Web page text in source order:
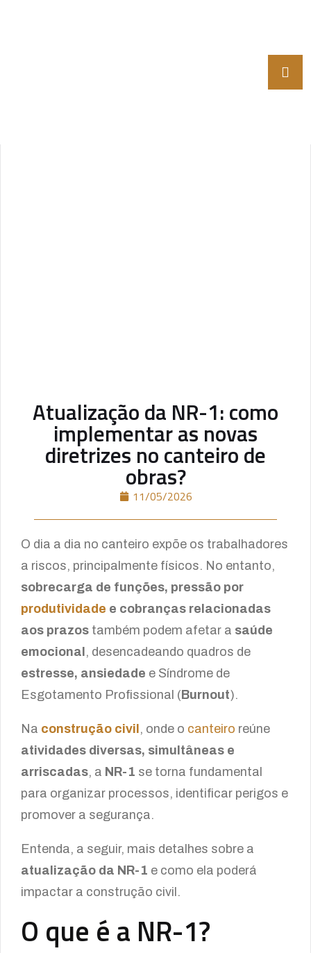
Atualização da NR-1: como
implementar as novas
diretrizes no canteiro de
obras?
11/05/2026
O dia a dia no canteiro expõe os trabalhadores
a riscos, principalmente físicos. No entanto,
sobrecarga de funções, pressão por
produtividade e cobranças relacionadas
aos prazos também podem afetar a saúde
emocional , desencadeando quadros de
estresse, ansiedade e Síndrome de
Esgotamento Profissional ( Burnout).
Na construção civil , onde o canteiro reúne
atividades diversas, simultâneas e
arriscadas, a NR-1 se torna fundamental
para organizar processos, identificar perigos e
promover a segurança.
Entenda, a seguir, mais detalhes sobre a
atualização da NR-1 e como ela poderá
impactar a construção civil.
O que é a NR-1?